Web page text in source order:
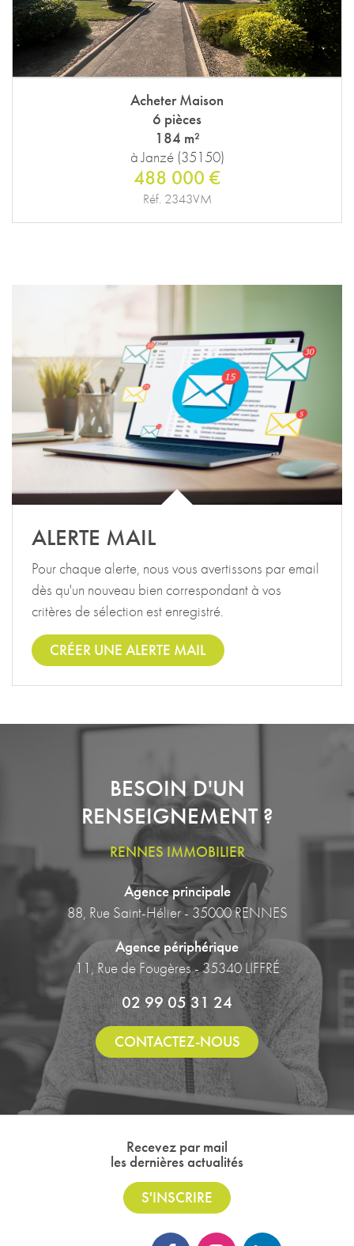
Acheter Maison
6 pièces
184 m²
à Janzé (35150)
488 000 €
Réf. 2343VM
ALERTE MAIL
Pour chaque alerte, nous vous avertissons par email
dès qu'un nouveau bien correspondant à vos
critères de sélection est enregistré.
CRÉER UNE ALERTE MAIL
BESOIN D'UN
RENSEIGNEMENT ?
RENNES IMMOBILIER
Agence principale
88, Rue Saint-Hélier - 35000 RENNES
Agence périphérique
11, Rue de Fougères - 35340 LIFFRÉ
02 99 05 31 24
CONTACTEZ-NOUS
Recevez par mail
les dernières actualités
S'INSCRIRE